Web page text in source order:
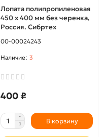
Лопата полипропиленовая
450 x 400 мм без черенка,
Россия. Сибртеx
00-00024243
3
400 ₽
В корзину